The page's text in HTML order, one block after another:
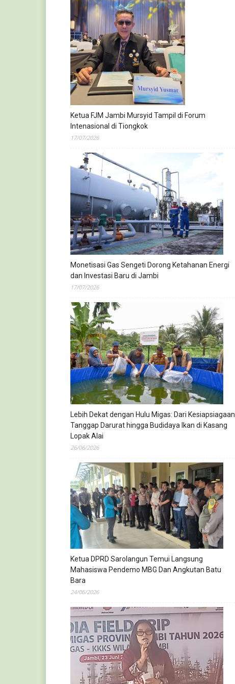
Ketua FJM Jambi Mursyid Tampil di Forum
Intenasional di Tiongkok
17/07/2026
Monetisasi Gas Sengeti Dorong Ketahanan Energi
dan Investasi Baru di Jambi
17/07/2026
Lebih Dekat dengan Hulu Migas: Dari Kesiapsiagaan
Tanggap Darurat hingga Budidaya Ikan di Kasang
Lopak Alai
26/06/2026
Ketua DPRD Sarolangun Temui Langsung
Mahasiswa Pendemo MBG Dan Angkutan Batu
Bara
24/06/2026